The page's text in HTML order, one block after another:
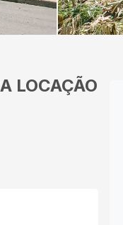
LOCAÇÃO